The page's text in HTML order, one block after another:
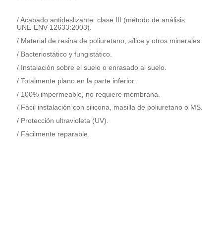
/Acabado antideslizante: clase III (método de análisis:
UNE-ENV 12633:2003).
/ Material de resina de poliuretano, sílice y otros minerales.
/ Bacteriostático y fungistático.
/ Instalación sobre el suelo o enrasado al suelo.
/ Totalmente plano en la parte inferior.
/ 100% impermeable, no requiere membrana.
/ Fácil instalación con silicona, masilla de poliuretano o MS.
/ Protección ultravioleta (UV).
/ Fácilmente reparable.